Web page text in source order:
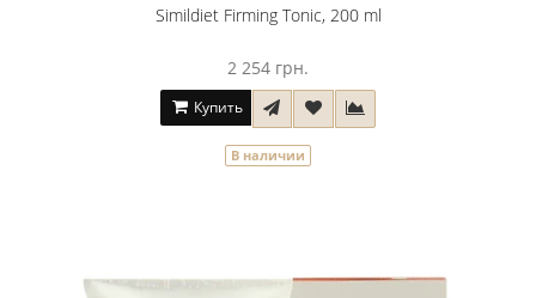
Simildiet Firming Tonic, 200 ml
2 254 грн.
Купить
В наличии